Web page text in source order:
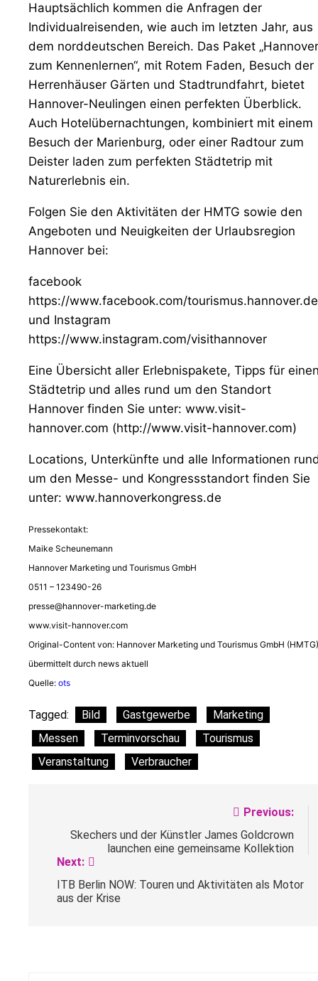
Hauptsächlich kommen die Anfragen der
Individualreisenden, wie auch im letzten Jahr, aus
dem norddeutschen Bereich. Das Paket „Hannover
zum Kennenlernen“, mit Rotem Faden, Besuch der
Herrenhäuser Gärten und Stadtrundfahrt, bietet
Hannover-Neulingen einen perfekten Überblick.
Auch Hotelübernachtungen, kombiniert mit einem
Besuch der Marienburg, oder einer Radtour zum
Deister laden zum perfekten Städtetrip mit
Naturerlebnis ein.
Folgen Sie den Aktivitäten der HMTG sowie den
Angeboten und Neuigkeiten der Urlaubsregion
Hannover bei:
facebook
https://www.facebook.com/tourismus.hannover.de
und Instagram
https://www.instagram.com/visithannover
Eine Übersicht aller Erlebnispakete, Tipps für
Städtetrip und alles rund um den Standort
Hannover finden Sie unter: www.visit-
hannover.com (http://www.visit-hannover.com)
Locations, Unterkünfte und alle Informationen
um den Messe- und Kongressstandort finden Sie
unter: www.hannoverkongress.de
Pressekontakt:
Maike Scheunemann
Hannover Marketing und Tourismus GmbH
0511 – 123490-26
presse@hannover-marketing.de
www.visit-hannover.com
Original-Content von: Hannover Marketing und Tourismus GmbH
übermittelt durch news aktuell
Quelle: ots
Tagged: Bild Gastgewerbe
Marketing
Messen
Terminvorschau
Tourismus
Veranstaltung
Verbraucher
Previous:
Skechers und der Künstler James Goldcrown
launchen eine gemeinsame Kollektion
Next:
ITB Berlin NOW: Touren und Aktivitäten als Motor
aus der Krise